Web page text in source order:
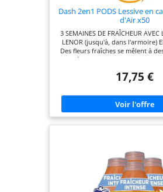
Dash 2en1 PODS Lessive en
d'Air x50
3 SEMAINES DE FRAÎCHEUR AVEC
LENOR (jusqu'à, dans l'armoire)
Des fleurs fraîches se mêlent à
pour éveiller vos sens avec un
du tambour vide, puis mettez vos
plus de 6 kg et des vêtements
formule plus concentrée et design
est une marque de patrimoine
de 50 ans d'expérience. Les
pour un nettoyage en
fraîcheur" r et fraîcheur" ceur
17,75 €